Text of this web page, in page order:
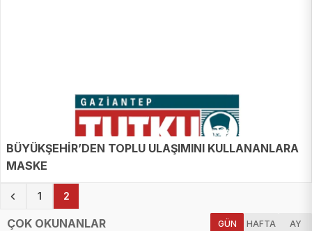
BÜYÜKŞEHİR’DEN TOPLU ULAŞIMINI KULLANANLARA
MASKE
1 2(current)
ÇOK OKUNANLAR GÜN HAFTA AY